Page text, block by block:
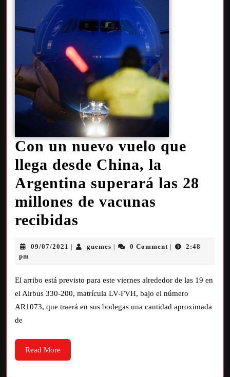
Con un nuevo vuelo que
llega desde China, la
Argentina superará las 28
millones de vacunas
recibidas
09/07/2021 guemes 0 Comment
2:48
pm
El arribo está previsto para este viernes alrededor de las 19 en
el Airbus 330-200, matrícula LV-FVH, bajo el número
AR1073, que traerá en sus bodegas una cantidad aproximada
de
Read More